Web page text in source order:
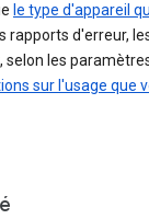
le type d'appareil
rapports d'erreur,
selon les
sur l'usage que